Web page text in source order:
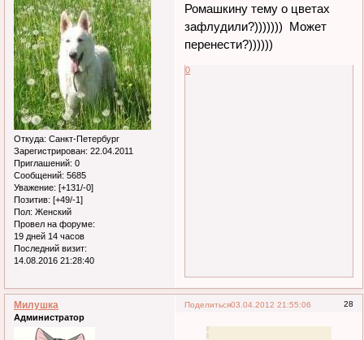
Откуда: Санкт-Петербург
Зарегистрирован: 22.04.2011
Приглашений: 0
Сообщений: 5685
Уважение: [+131/-0]
Позитив: [+49/-1]
Пол: Женский
Провел на форуме:
19 дней 14 часов
Последний визит:
14.08.2016 21:28:40
Ромашкину тему о цветах
зафлудили?))))))) Может
перенести?))))))
0
Поделиться 28
03.04.2012 21:55:06
Милушка
Администратор